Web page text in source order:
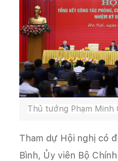
Thủ tướng Phạm Minh
Tham dự Hội nghị có
Bình, Ủy viên Bộ